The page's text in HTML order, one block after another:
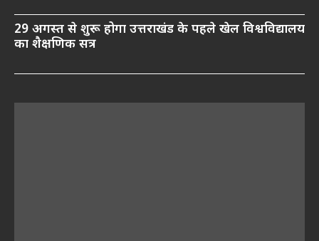
29 अगस्त से शुरू होगा उत्तराखंड के पहले खेल विश्वविद्यालय
का शैक्षणिक सत्र